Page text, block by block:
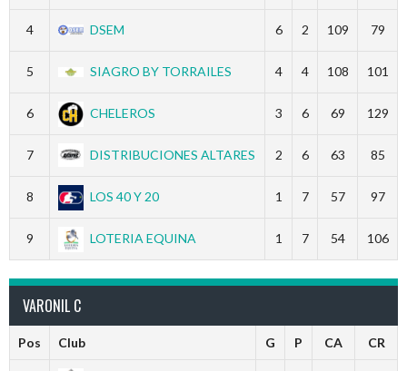
4 DSEM 6 2 109 79
5 SIAGRO BY TORRAILES 4 4 108 101
6 CHELEROS 3 6 69 129
7 DISTRIBUCIONES ALTARES 2 6 63 85
8 LOS 40 Y 20 1 7 57 97
9 LOTERIA EQUINA 1 7 54 106
VARONIL C
Pos Club G P CA CR